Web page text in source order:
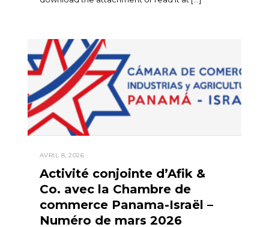
AVRIL 8, 2026
Activité conjointe d’Afik &
Co. avec la Chambre de
commerce Panama-Israël –
Numéro de mars 2026